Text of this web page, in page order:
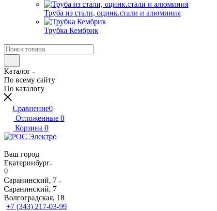
Труба из стали, оцинк.стали и алюминия
Трубка Кембрик
Каталог
По всему сайту
По каталогу
Сравнение0
Отложенные 0
Корзина 0
Ваш город
Екатеринбург
Саранинский, 7
Саранинский, 7
Волгоградская, 18
+7 (343) 217-03-99